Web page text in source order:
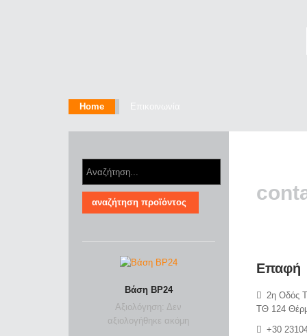
Home Επικοινωνία
Επαφή
2η Οδός
ΤΘ 124
+30
Βάση BP24
Αξιολόγηση: Δεν
αξιολογήθηκε ακόμη